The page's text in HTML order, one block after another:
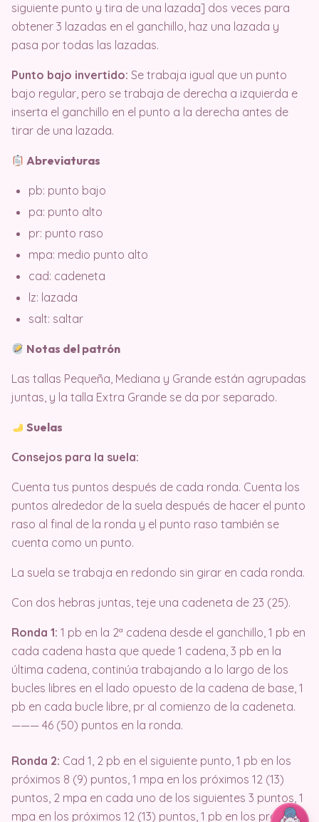
siguiente punto y tira de una lazada] dos veces para
obtener 3 lazadas en el ganchillo, haz una lazada y
pasa por todas las lazadas.
Punto bajo invertido: Se trabaja igual que un punto
bajo regular, pero se trabaja de derecha a izquierda e
inserta el ganchillo en el punto a la derecha antes de
tirar de una lazada.
Abreviaturas
pb: punto bajo
pa: punto alto
pr: punto raso
mpa: medio punto alto
cad: cadeneta
lz: lazada
salt: saltar
Notas del patrón
Las tallas Pequeña, Mediana y Grande están agrupadas
juntas, y la talla Extra Grande se da por separado.
Suelas
Consejos para la suela:
Cuenta tus puntos después de cada ronda. Cuenta los
puntos alrededor de la suela después de hacer el punto
raso al final de la ronda y el punto raso también se
cuenta como un punto.
La suela se trabaja en redondo sin girar en cada ronda.
Con dos hebras juntas, teje una cadeneta de 23 (25).
Ronda 1: 1 pb en la 2ª cadena desde el ganchillo, 1 pb en
cada cadena hasta que quede 1 cadena, 3 pb en la
última cadena, continúa trabajando a lo largo de los
bucles libres en el lado opuesto de la cadena de base, 1
pb en cada bucle libre, pr al comienzo de la cadeneta.
——— 46 (50) puntos en la ronda.
Ronda 2: Cad 1, 2 pb en el siguiente punto, 1 pb en los
próximos 8 (9) puntos, 1 mpa en los próximos 12 (13)
puntos, 2 mpa en cada uno de los siguientes 3 puntos, 1
mpa en los próximos 12 (13) puntos, 1 pb en los próximos